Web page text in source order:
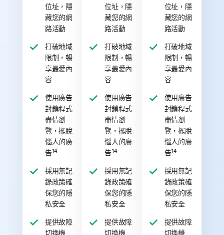
位址，隱
藏您的網
路活動
打破地域
限制，暢
享最愛內
容
使用廣告
封鎖程式
盡情瀏
覽，擺脫
惱人的廣
告14
採用無記
錄政策確
保您的隱
私安全
提供故障
切換機
位址，隱
藏您的網
路活動
打破地域
限制，暢
享最愛內
容
使用廣告
封鎖程式
盡情瀏
覽，擺脫
惱人的廣
告14
採用無記
錄政策確
保您的隱
私安全
提供故障
切換機
位址，隱
藏您的網
路活動
打破地域
限制，暢
享最愛內
容
使用廣告
封鎖程式
盡情瀏
覽，擺脫
惱人的廣
告14
採用無記
錄政策確
保您的隱
私安全
提供故障
切換機